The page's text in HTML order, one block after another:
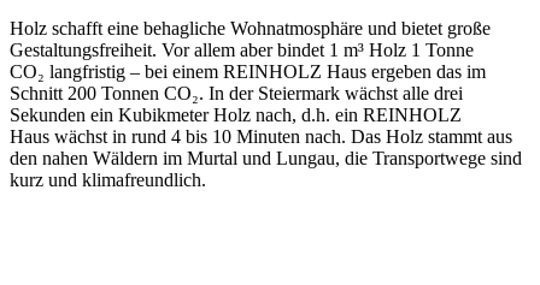
Holz schafft eine behagliche Wohnatmosphäre und bietet große
Gestaltungsfreiheit. Vor allem aber bindet 1 m³ Holz 1 Tonne
CO₂ langfristig – bei einem REINHOLZ Haus ergeben das im
Schnitt 200 Tonnen CO₂. In der Steiermark wächst alle drei
Sekunden ein Kubikmeter Holz nach, d.h. ein REINHOLZ
Haus wächst in rund 4 bis 10 Minuten nach. Das Holz stammt aus
den nahen Wäldern im Murtal und Lungau, die Transportwege sind
kurz und klimafreundlich.